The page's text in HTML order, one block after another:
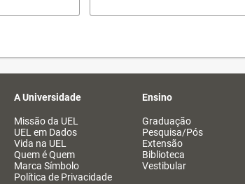
A Universidade
Missão da UEL
UEL em Dados
Vida na UEL
Quem é Quem
Marca Símbolo
Política de Privacidade
Ensino
Graduação
Pesquisa/Pós
Extensão
Biblioteca
Vestibular